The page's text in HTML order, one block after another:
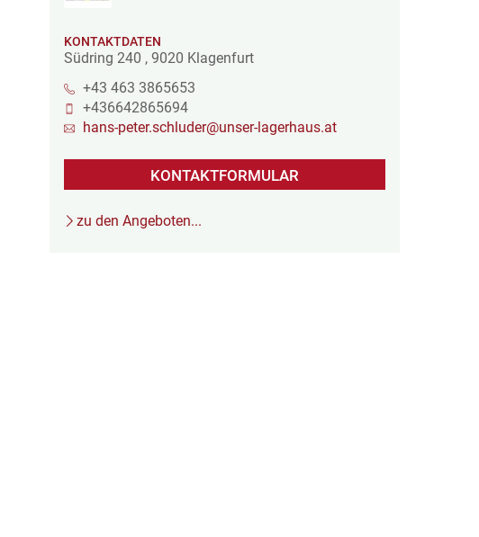
KONTAKTDATEN
Südring 240 , 9020 Klagenfurt
+43 463 3865653
+436642865694
hans-peter.schluder@unser-lagerhaus.at
KONTAKTFORMULAR
zu den Angeboten...